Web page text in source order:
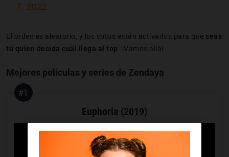
7, 2022
El orden es aleatorio, y los votos están activados para que seas
tú quien decida cuál llega al top . ¡Vamos allá!
Mejores películas y series de Zendaya
#1
Euphoria (2019)